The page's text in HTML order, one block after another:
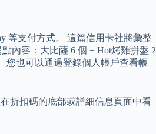
等支付方式。 這篇信用卡社將彙整
內容：大比薩 6 個 + Hot烤雞拼盤 2
您也可以通過登錄個人帳戶查看帳
折扣碼的底部或詳細信息頁面中看